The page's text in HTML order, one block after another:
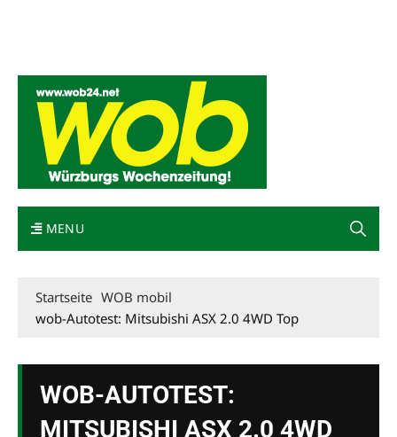
MENU
Startseite WOB mobil
wob-Autotest: Mitsubishi ASX 2.0 4WD Top
WOB-AUTOTEST:
MITSUBISHI ASX 2.0 4WD